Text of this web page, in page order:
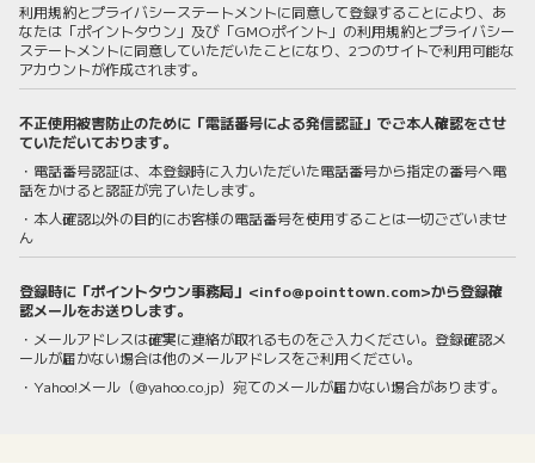
利用規約とプライバシーステートメントに同意して登録することにより、あ
なたは「ポイントタウン」及び「GMOポイント」の利用規約とプライバシー
ステートメントに同意していただいたことになり、2つのサイトで利用可能な
アカウントが作成されます。
不正使用被害防止のために「電話番号による発信認証」でご本人確認をさせ
ていただいております。
・電話番号認証は、本登録時に入力いただいた電話番号から指定の番号へ電
話をかけると認証が完了いたします。
・本人確認以外の目的にお客様の電話番号を使用することは一切ございませ
ん
登録時に「ポイントタウン事務局」<info@pointtown.com>から登録確
認メールをお送りします。
・メールアドレスは確実に連絡が取れるものをご入力ください。登録確認メ
ールが届かない場合は他のメールアドレスをご利用ください。
・Yahoo!メール（@yahoo.co.jp）宛てのメールが届かない場合があります。